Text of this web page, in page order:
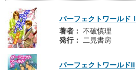
パーフェクトワールドＩ
著者： 不破慎理
発行： 二見書房
パーフェクトワールドII